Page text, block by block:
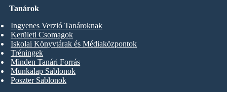
Tanárok
Ingyenes Verzió Tanároknak
Kerületi Csomagok
Iskolai Könyvtárak és Médiaközpontok
Tréningek
Minden Tanári Forrás
Munkalap Sablonok
Poszter Sablonok